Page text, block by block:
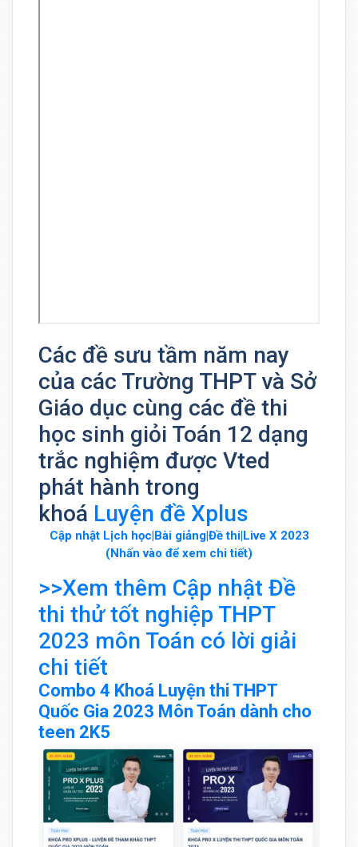
Các đề sưu tầm năm nay
của các Trường THPT và Sở
Giáo dục cùng các đề thi
học sinh giỏi Toán 12 dạng
trắc nghiệm được Vted
phát hành trong
khoá Luyện đề Xplus
Cập nhật Lịch học|Bài giảng|Đề thi|Live X 2023
(Nhấn vào để xem chi tiết)
>>Xem thêm Cập nhật Đề
thi thử tốt nghiệp THPT
2023 môn Toán có lời giải
chi tiết
Combo 4 Khoá Luyện thi THPT
Quốc Gia 2023 Môn Toán dành cho
teen 2K5